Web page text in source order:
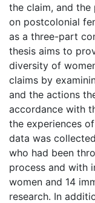
the claim, and
on postcolonial
as a three-part
thesis aims to
diversity of
claims by
and the actions
accordance with
the experiences
data was
who had been
process and with
women and 14
research. In